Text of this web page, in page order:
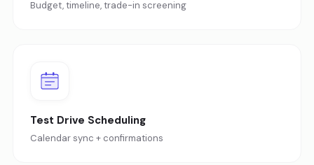
Budget, timeline, trade-in screening
Test Drive Scheduling
Calendar sync + confirmations